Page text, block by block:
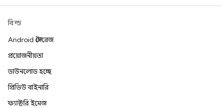
বিল্ড
Android স্টোরেজ
প্রয়োজনীয়তা
ডাউনলোড হচ্ছে
প্রিভিউ বাইনারি
ফ্যাক্টরি ইমেজ